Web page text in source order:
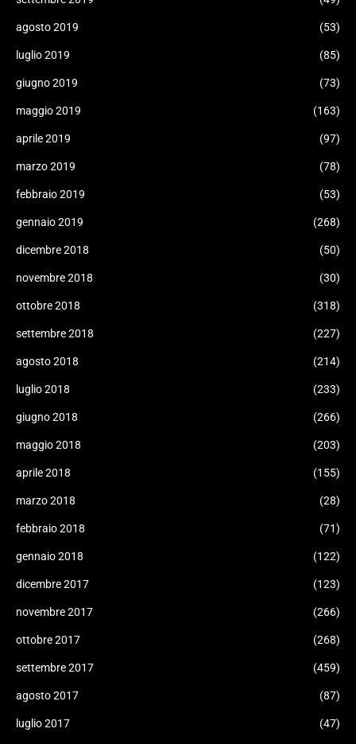
agosto 2019 (53)
luglio 2019 (85)
giugno 2019 (73)
maggio 2019 (163)
aprile 2019 (97)
marzo 2019 (78)
febbraio 2019 (53)
gennaio 2019 (268)
dicembre 2018 (50)
novembre 2018 (30)
ottobre 2018 (318)
settembre 2018 (227)
agosto 2018 (214)
luglio 2018 (233)
giugno 2018 (266)
maggio 2018 (203)
aprile 2018 (155)
marzo 2018 (28)
febbraio 2018 (71)
gennaio 2018 (122)
dicembre 2017 (123)
novembre 2017 (266)
ottobre 2017 (268)
settembre 2017 (459)
agosto 2017 (87)
luglio 2017 (47)